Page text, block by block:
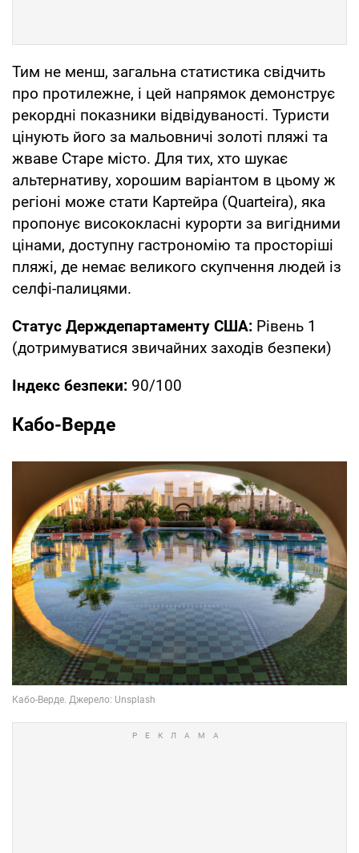
Тим не менш, загальна статистика свідчить
про протилежне, і цей напрямок демонструє
рекордні показники відвідуваності. Туристи
цінують його за мальовничі золоті пляжі та
жваве Старе місто. Для тих, хто шукає
альтернативу, хорошим варіантом в цьому ж
регіоні може стати Картейра (Quarteira), яка
пропонує висококласні курорти за вигідними
цінами, доступну гастрономію та просторіші
пляжі, де немає великого скупчення людей із
селфі-палицями.
Статус Держдепартаменту США: Рівень 1
(дотримуватися звичайних заходів безпеки)
Індекс безпеки: 90/100
Кабо-Верде